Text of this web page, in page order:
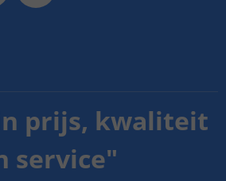
prijs, kwaliteit
service"